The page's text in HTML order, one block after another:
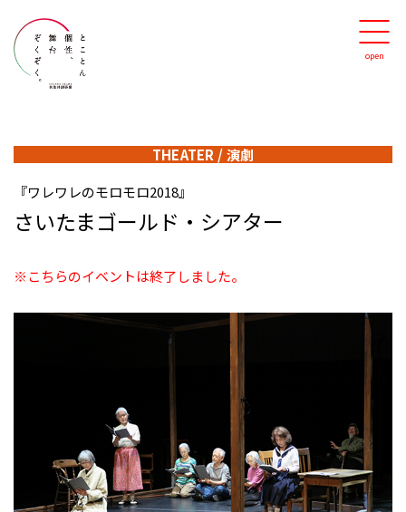
THEATER /演劇
『ワレワレのモロモロ2018』
さいたまゴールド・シアター
※こちらのイベントは終了しました。